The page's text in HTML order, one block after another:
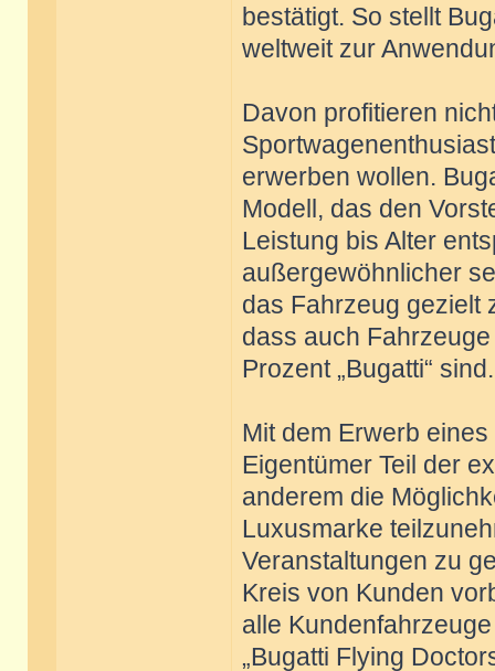
bestätigt. So stellt
weltweit zur
Davon profitieren
erwerben wollen.
Modell, das den
Leistung bis Alter
außergewöhnlicher
das Fahrzeug gezielt
dass auch
Prozent „Bugatti“ sind.
Mit dem Erwerb
Eigentümer Teil der
anderem die
Luxusmarke
Veranstaltungen zu
Kreis von Kunden
alle
„Bugatti Flying